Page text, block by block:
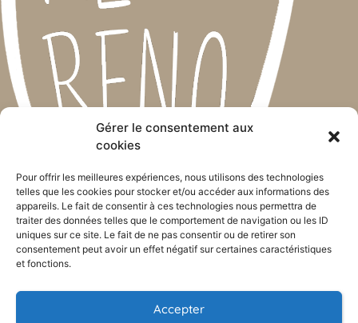
Gérer le consentement aux
cookies
Pour offrir les meilleures expériences, nous utilisons des technologies
telles que les cookies pour stocker et/ou accéder aux informations des
appareils. Le fait de consentir à ces technologies nous permettra de
traiter des données telles que le comportement de navigation ou les ID
uniques sur ce site. Le fait de ne pas consentir ou de retirer son
consentement peut avoir un effet négatif sur certaines caractéristiques
et fonctions.
Accepter
Broeck, 10
1547 Biévène (Belgique)
0493 35 91 43
TVA : BE 0740 567 284